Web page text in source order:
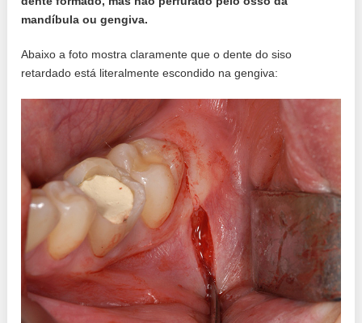
mandíbula ou gengiva.
Abaixo a foto mostra claramente que o dente do siso
retardado está literalmente escondido na gengiva: